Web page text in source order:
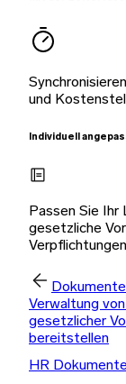
und
Individuell
Passen Sie
gesetzliche
Verwaltung
gesetzlicher
bereitstellen
HR